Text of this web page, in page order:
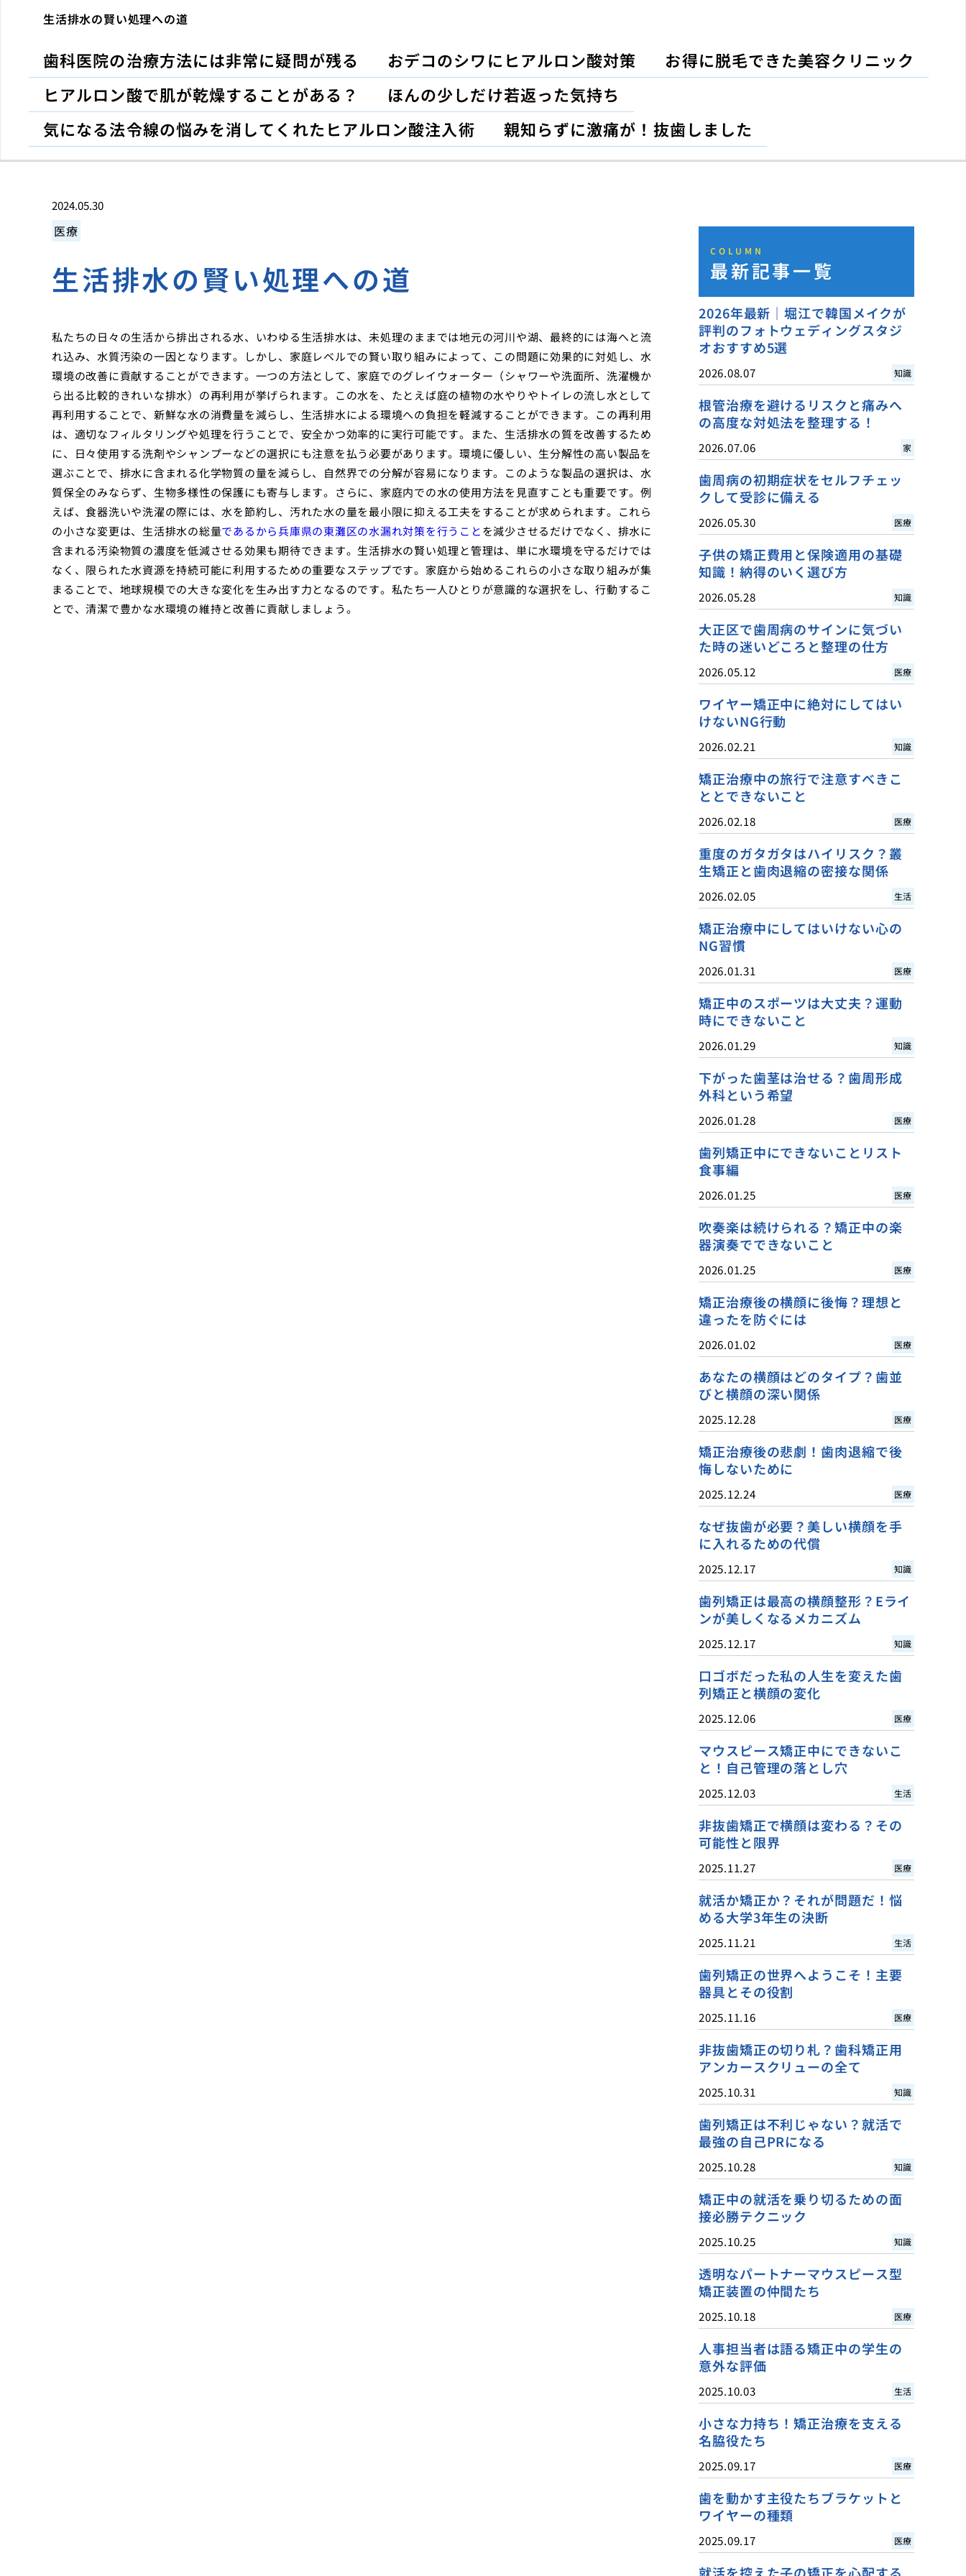
生活排水の賢い処理への道
歯科医院の治療方法には非常に疑問が残る おデコのシワにヒアルロン酸対策
お得に脱毛できた美容クリニック
ヒアルロン酸で肌が乾燥することがある？
ほんの少しだけ若返った気持ち
気になる法令線の悩みを消してくれたヒアルロン酸注入術
親知らずに激痛が！抜歯しました
2024.05.30
医療
生活排水の賢い処理への道
私たちの日々の生活から排出される水、いわゆる生活排水は、未処理のままでは地元の河川や湖、最終的には海へと流
れ込み、水質汚染の一因となります。しかし、家庭レベルでの賢い取り組みによって、この問題に効果的に対処し、水
環境の改善に貢献することができます。一つの方法として、家庭でのグレイウォーター（シャワーや洗面所、洗濯機か
ら出る比較的きれいな排水）の再利用が挙げられます。この水を、たとえば庭の植物の水やりやトイレの流し水として
再利用することで、新鮮な水の消費量を減らし、生活排水による環境への負担を軽減することができます。この再利用
は、適切なフィルタリングや処理を行うことで、安全かつ効率的に実行可能です。また、生活排水の質を改善するため
に、日々使用する洗剤やシャンプーなどの選択にも注意を払う必要があります。環境に優しい、生分解性の高い製品を
選ぶことで、排水に含まれる化学物質の量を減らし、自然界での分解が容易になります。このような製品の選択は、水
質保全のみならず、生物多様性の保護にも寄与します。さらに、家庭内での水の使用方法を見直すことも重要です。例
えば、食器洗いや洗濯の際には、水を節約し、汚れた水の量を最小限に抑える工夫をすることが求められます。これら
の小さな変更は、生活排水の総量であるから兵庫県の東灘区の水漏れ対策を行うことを減少させるだけでなく、排水に
含まれる汚染物質の濃度を低減させる効果も期待できます。生活排水の賢い処理と管理は、単に水環境を守るだけでは
なく、限られた水資源を持続可能に利用するための重要なステップです。家庭から始めるこれらの小さな取り組みが集
まることで、地球規模での大きな変化を生み出す力となるのです。私たち一人ひとりが意識的な選択をし、行動するこ
とで、清潔で豊かな水環境の維持と改善に貢献しましょう。
COLUMN
最新記事一覧
2026年最新｜堀江で韓国メイクが
評判のフォトウェディングスタジ
オおすすめ5選
2026.08.07 知識
根管治療を避けるリスクと痛みへ
の高度な対処法を整理する！
2026.07.06 家
歯周病の初期症状をセルフチェッ
クして受診に備える
2026.05.30 医療
子供の矯正費用と保険適用の基礎
知識！納得のいく選び方
2026.05.28 知識
大正区で歯周病のサインに気づい
た時の迷いどころと整理の仕方
2026.05.12 医療
ワイヤー矯正中に絶対にしてはい
けないNG行動
2026.02.21 知識
矯正治療中の旅行で注意すべきこ
ととできないこと
2026.02.18 医療
重度のガタガタはハイリスク？叢
生矯正と歯肉退縮の密接な関係
2026.02.05 生活
矯正治療中にしてはいけない心の
NG習慣
2026.01.31 医療
矯正中のスポーツは大丈夫？運動
時にできないこと
2026.01.29 知識
下がった歯茎は治せる？歯周形成
外科という希望
2026.01.28 医療
歯列矯正中にできないことリスト
食事編
2026.01.25 医療
吹奏楽は続けられる？矯正中の楽
器演奏でできないこと
2026.01.25 医療
矯正治療後の横顔に後悔？理想と
違ったを防ぐには
2026.01.02 医療
あなたの横顔はどのタイプ？歯並
びと横顔の深い関係
2025.12.28 医療
矯正治療後の悲劇！歯肉退縮で後
悔しないために
2025.12.24 医療
なぜ抜歯が必要？美しい横顔を手
に入れるための代償
2025.12.17 知識
歯列矯正は最高の横顔整形？Eライ
ンが美しくなるメカニズム
2025.12.17 知識
口ゴボだった私の人生を変えた歯
列矯正と横顔の変化
2025.12.06 医療
マウスピース矯正中にできないこ
と！自己管理の落とし穴
2025.12.03 生活
非抜歯矯正で横顔は変わる？その
可能性と限界
2025.11.27 医療
就活か矯正か？それが問題だ！悩
める大学3年生の決断
2025.11.21 生活
歯列矯正の世界へようこそ！主要
器具とその役割
2025.11.16 医療
非抜歯矯正の切り札？歯科矯正用
アンカースクリューの全て
2025.10.31 知識
歯列矯正は不利じゃない？就活で
最強の自己PRになる
2025.10.28 知識
矯正中の就活を乗り切るための面
接必勝テクニック
2025.10.25 知識
透明なパートナーマウスピース型
矯正装置の仲間たち
2025.10.18 医療
人事担当者は語る矯正中の学生の
意外な評価
2025.10.03 生活
小さな力持ち！矯正治療を支える
名脇役たち
2025.09.17 医療
歯を動かす主役たちブラケットと
ワイヤーの種類
2025.09.17 医療